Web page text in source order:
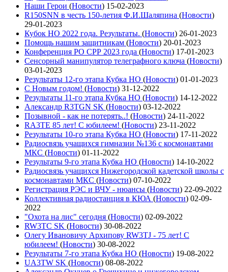
Наши Герои (Новости) 15-02-2023
R150SNN в честь 150-летия Ф.И.Шаляпина (Новости)
29-01-2023
Кубок НО 2022 года. Результаты. (Новости) 26-01-2023
Помощь нашим защитникам (Новости) 20-01-2023
Конференция РО СРР 2023 года (Новости) 17-01-2023
Сенсорный манипулятор телеграфного ключа (Новости)
03-01-2023
Результаты 12-го этапа Кубка НО (Новости) 01-01-2023
С Новым годом! (Новости) 31-12-2022
Результаты 11-го этапа Кубка НО (Новости) 14-12-2022
Александр R3TGN SK (Новости) 03-12-2022
Позывной - как не потерять..! (Новости) 24-11-2022
RA3TE 85 лет! С юбилеем! (Новости) 23-11-2022
Результаты 10-го этапа Кубка НО (Новости) 17-11-2022
Радиосвязь учащихся гимназии №136 с космонавтами
МКС (Новости) 01-11-2022
Результаты 9-го этапа Кубка НО (Новости) 14-10-2022
Радиосвязь учащихся Нижегородской кадетской школы с
космонавтами МКС (Новости) 07-10-2022
Регистрация РЭС и ВЧУ - нюансы (Новости) 22-09-2022
Коллективная радиостанция в КЮА (Новости) 02-09-
2022
"Охота на лис" сегодня (Новости) 02-09-2022
RW3TC SK (Новости) 30-08-2022
Олегу Ивановичу Архипову RW3TJ - 75 лет! С
юбилеем! (Новости) 30-08-2022
Результаты 7-го этапа Кубка НО (Новости) 19-08-2022
UA3TW SK (Новости) 08-08-2022